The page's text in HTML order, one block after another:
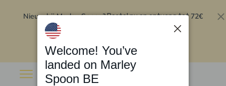
Nieuw bij Marley Spoon?Bestel nu en ontvang tot 72€
Welcome! You’ve
landed on Marley
Spoon BE